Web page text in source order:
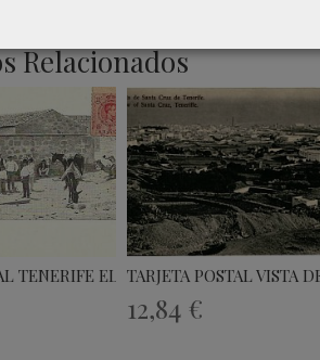
Relacionados
TENERIFE EL MEDANOTARJETA POSTAL VISTA
12,84 €